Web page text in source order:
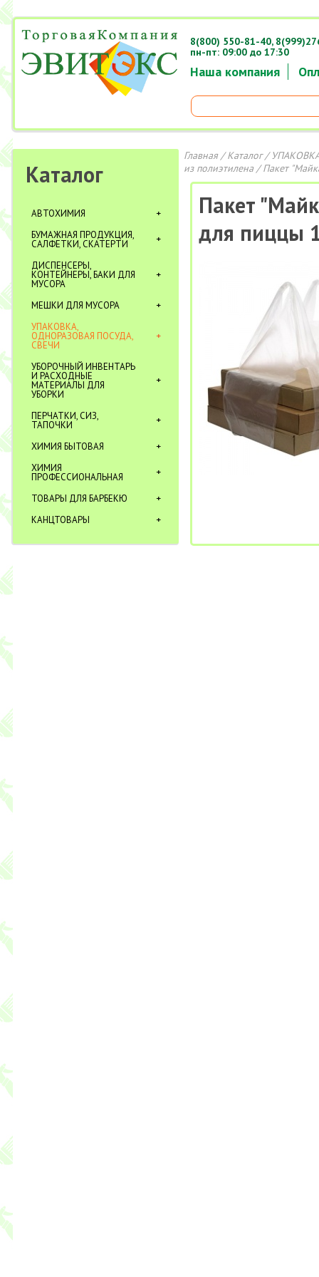
Наша компания
8(800) 550-81-40,
пн-пт: 09:00 до 17:30
Каталог
АВТОХИМИЯ
БУМАЖНАЯ ПРОДУКЦИЯ,
САЛФЕТКИ, СКАТЕРТИ
ДИСПЕНСЕРЫ,
КОНТЕЙНЕРЫ, БАКИ ДЛЯ
МУСОРА
МЕШКИ ДЛЯ МУСОРА
УПАКОВКА,
ОДНОРАЗОВАЯ ПОСУДА,
СВЕЧИ
УБОРОЧНЫЙ ИНВЕНТАРЬ
И РАСХОДНЫЕ
МАТЕРИАЛЫ ДЛЯ
УБОРКИ
ПЕРЧАТКИ, СИЗ,
ТАПОЧКИ
ХИМИЯ БЫТОВАЯ
ХИМИЯ
ПРОФЕССИОНАЛЬНАЯ
ТОВАРЫ ДЛЯ БАРБЕКЮ
КАНЦТОВАРЫ
Главная/Каталог/
из полиэтилена / Пакет
Пакет
для пиццы